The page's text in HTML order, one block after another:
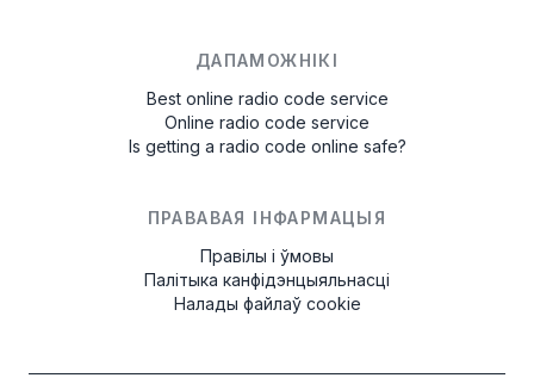
ДАПАМОЖНІКІ
Best online radio code service
Online radio code service
Is getting a radio code online safe?
ПРАВАВАЯ ІНФАРМАЦЫЯ
Правілы і ўмовы
Палітыка канфідэнцыяльнасці
Налады файлаў cookie